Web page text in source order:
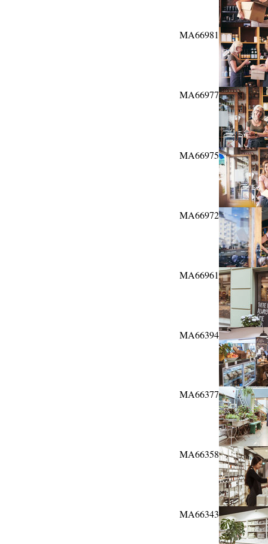
MA66981
MA66977
MA66975
MA66972
MA66961
MA66394
MA66377
MA66358
MA66343